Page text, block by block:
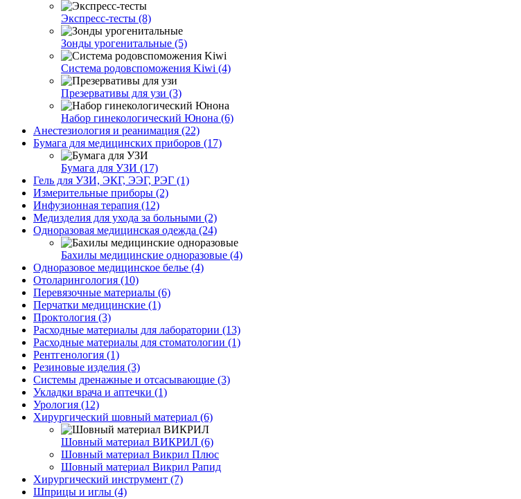
Экспресс-тесты (8)
Зонды урогенитальные (5)
Система родовспоможения Kiwi (4)
Презервативы для узи (3)
Набор гинекологический Юнона (6)
Анестезиология и реанимация (22)
Бумага для медицинских приборов (17)
Бумага для УЗИ (17)
Гель для УЗИ, ЭКГ, ЭЭГ, РЭГ (1)
Измерительные приборы (2)
Инфузионная терапия (12)
Медизделия для ухода за больными (2)
Одноразовая медицинская одежда (24)
Бахилы медицинские одноразовые (4)
Одноразовое медицинское белье (4)
Отоларингология (10)
Перевязочные материалы (6)
Перчатки медицинские (1)
Проктология (3)
Расходные материалы для лаборатории (13)
Расходные материалы для стоматологии (1)
Рентгенология (1)
Резиновые изделия (3)
Системы дренажные и отсасывающие (3)
Укладки врача и аптечки (1)
Урология (12)
Хирургический шовный материал (6)
Шовный материал ВИКРИЛ (6)
Шовный материал Викрил Плюс
Шовный материал Викрил Рапид
Хирургический инструмент (7)
Шприцы и иглы (4)